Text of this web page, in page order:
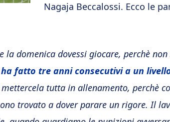
Nagaja Beccalossi. Ecco le
la domenica dovessi giocare, perchè
fatto tre anni consecutivi a un
tutta in allenamento, perchè
trovato a dover parare un rigore. Il